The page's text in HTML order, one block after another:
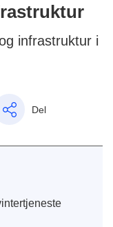
infrastruktur i
Del